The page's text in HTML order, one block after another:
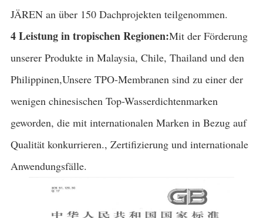
JÄREN an über 150 Dachprojekten teilgenommen.
4 Leistung in tropischen Regionen:Mit der Förderung
unserer Produkte in Malaysia, Chile, Thailand und den
Philippinen,Unsere TPO-Membranen sind zu einer der
wenigen chinesischen Top-Wasserdichtenmarken
geworden, die mit internationalen Marken in Bezug auf
Qualität konkurrieren., Zertifizierung und internationale
Anwendungsfälle.